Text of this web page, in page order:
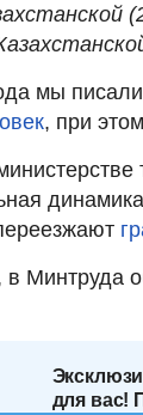
мы
, при
в Минтруда
для вас!